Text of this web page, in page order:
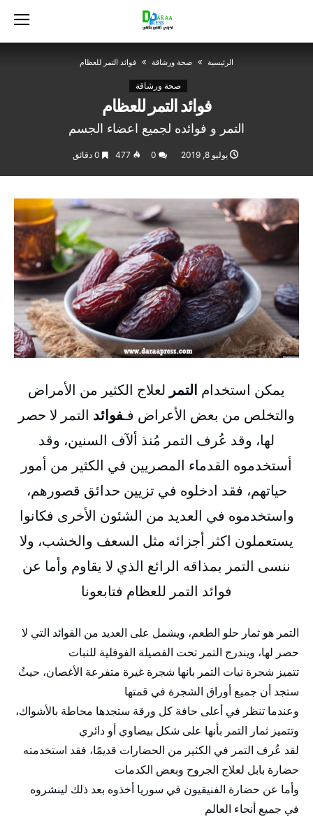
‫الرئيسية‬ صحة ورشاقة فوائد التمر للعظام
صحة ورشاقة
فوائد التمر للعظام
التمر و فوائده لجميع اعضاء الجسم
يوليو 8, 2019 477 0 ‫دقائق‬
يمكن استخدام التمر لعلاج الكثير من الأمراض
والتخلص من بعض الأعراض فـفوائد التمر لا حصر
لها، وقد عُرف التمر مُنذ ألآف السنين، وقد
أستخدموه القدماء المصريين في الكثير من أمور
حياتهم، فقد ادخلوه في تزيين حدائق قصورهم،
واستخدموه في العديد من الشئون الأخرى فكانوا
يستعملون اكثر أجزائه مثل السعف والخشب، ولا
ننسى التمر بمذاقه الرائع الذي لا يقاوم وأما عن
فوائد التمر للعظام فتابعونا
التمر هو ثمار حلو الطعم، ويشمل على العديد من الفوائد التي لا
حصر لها، ويندرج التمر تحت الفصيلة الفوفلية للنبات
تتميز شجرة نيات التمر بانها شجرة غيرة متفرعة الأغصان، حيثُ
ستجد أن جميع أوراق الشجرة في قمتها
وعندما تنظر في أعلى حافة كل ورقة ستجدها محاطة بالأشواك،
وتتميز ثمار التمر بأنها على شكل بيضاوي أو دائري
لقد عُرف التمر في الكثير من الحضارات قديمًا، فقد استخدمته
حضارة بابل لعلاج الجروح وبعض الكدمات
وأما عن حضارة الفنيقيون في سوريا أخذوه بعد ذلك لينشروه
في جميع أنحاء العالم